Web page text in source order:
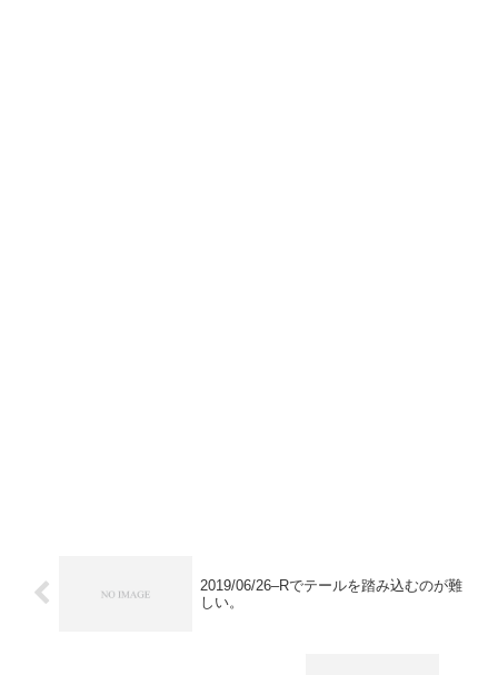
2019/06/26–Rでテールを踏み込むのが難
しい。